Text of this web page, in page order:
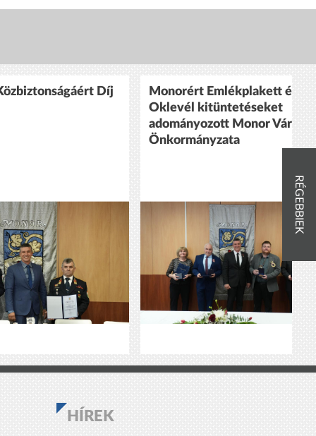
Díj
Monorért Emlékplakett és
Oklevél kitüntetéseket
adományozott Monor Város
Önkormányzata
RÉGEBBIEK
HÍREK